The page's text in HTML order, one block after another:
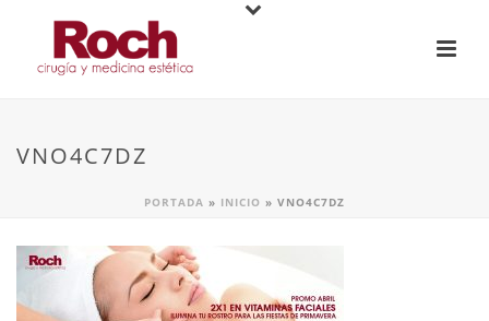
VNO4C7DZ
PORTADA » INICIO » VNO4C7DZ